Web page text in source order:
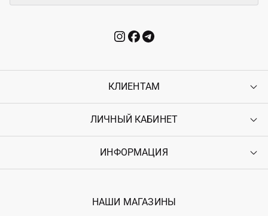
КЛИЕНТАМ
Контакты
Возврат
Гарантия
ЛИЧНЫЙ КАБИНЕТ
Войти
Ostriv Club+
ИНФОРМАЦИЯ
Наши магазини
НАШИ МАГАЗИНЫ